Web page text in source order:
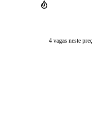
4 vagas neste